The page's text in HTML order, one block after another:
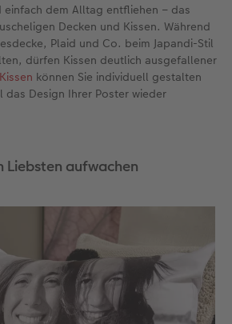
einfach dem Alltag entfliehen – das
Decken und Kissen. Während
Plaid und Co. beim Japandi-Stil
dürfen Kissen deutlich ausgefallener
können Sie individuell gestalten
das Design Ihrer Poster wieder
Liebsten aufwachen